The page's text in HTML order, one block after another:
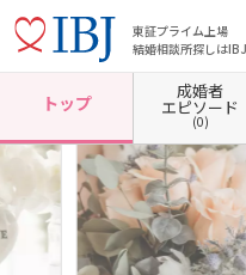
東証プライム上場
結婚相談所探しはIBJ
ホーム 山梨県の結婚相談所 山梨県甲
トップ
成婚者
エピソード
(0)